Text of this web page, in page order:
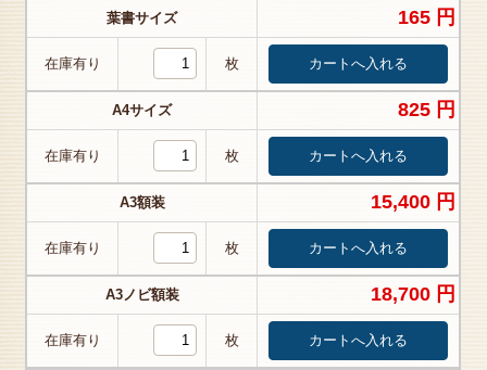
葉書サイズ 165 円
在庫有り 枚
A4サイズ 825 円
在庫有り 枚
A3額装 15,400 円
在庫有り 枚
A3ノビ額装 18,700 円
在庫有り 枚